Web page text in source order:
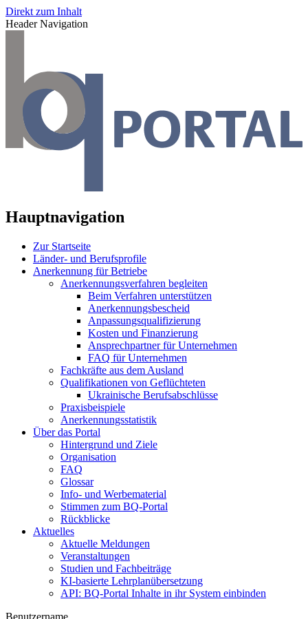
Direkt zum Inhalt
Header Navigation
Hauptnavigation
Zur Startseite
Länder- und Berufsprofile
Anerkennung für Betriebe
Anerkennungsverfahren begleiten
Beim Verfahren unterstützen
Anerkennungsbescheid
Anpassungsqualifizierung
Kosten und Finanzierung
Ansprechpartner für Unternehmen
FAQ für Unternehmen
Fachkräfte aus dem Ausland
Qualifikationen von Geflüchteten
Ukrainische Berufsabschlüsse
Praxisbeispiele
Anerkennungsstatistik
Über das Portal
Hintergrund und Ziele
Organisation
FAQ
Glossar
Info- und Werbematerial
Stimmen zum BQ-Portal
Rückblicke
Aktuelles
Aktuelle Meldungen
Veranstaltungen
Studien und Fachbeiträge
KI-basierte Lehrplanübersetzung
API: BQ-Portal Inhalte in ihr System einbinden
Benutzername